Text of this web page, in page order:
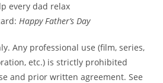
every dad relax
Happy Father’s Day
Any professional use (film, series,
etc.) is strictly prohibited
and prior written agreement. See